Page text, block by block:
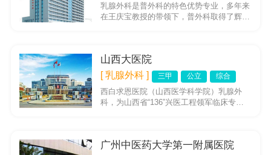
乳腺外科是普外科的特色优势专业，多年来
在王庆宝教授的带领下，普外科取得了辉煌
山西大医院
[ 乳腺外科 ] 三甲 公立 综合
西白求恩医院（山西医学科学院）乳腺外
科，为山西省“136”兴医工程领军临床专科
广州中医药大学第一附属医院